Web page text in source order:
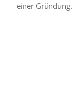
einer Gründung.